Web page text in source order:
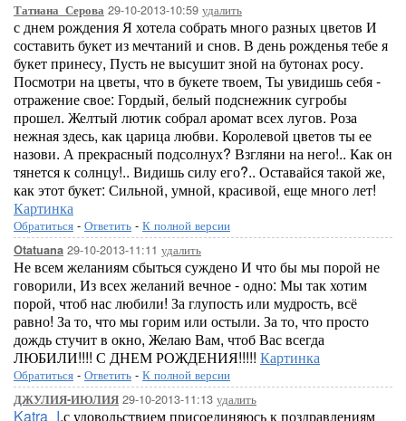
Татиана_Серова 29-10-2013-10:59 удалить
с днем рождения Я хотела собрать много разных цветов И
составить букет из мечтаний и снов. В день рожденья тебе я
букет принесу, Пусть не высушит зной на бутонах росу.
Посмотри на цветы, что в букете твоем, Ты увидишь себя -
отражение свое: Гордый, белый подснежник сугробы
прошел. Желтый лютик собрал аромат всех лугов. Роза
нежная здесь, как царица любви. Королевой цветов ты ее
назови. А прекрасный подсолнух? Взгляни на него!.. Как он
тянется к солнцу!.. Видишь силу его?.. Оставайся такой же,
как этот букет: Сильной, умной, красивой, еще много лет!
Картинка
Обратиться - Ответить - К полной версии
Otatuana 29-10-2013-11:11 удалить
Не всем желаниям сбыться суждено И что бы мы порой не
говорили, Из всех желаний вечное - одно: Мы так хотим
порой, чтоб нас любили! За глупость или мудрость, всё
равно! За то, что мы горим или остыли. За то, что просто
дождь стучит в окно, Желаю Вам, чтоб Вас всегда
ЛЮБИЛИ!!!! С ДНЕМ РОЖДЕНИЯ!!!!! Картинка
Обратиться - Ответить - К полной версии
ДЖУЛИЯ-ИЮЛИЯ 29-10-2013-11:13 удалить
Katra_I,с удовольствием присоединяюсь к поздравлениям